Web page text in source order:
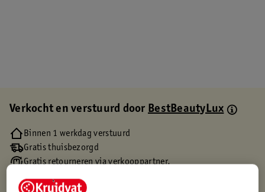
Verkocht en verstuurd doorBestBeautyLux
Binnen 1 werkdag verstuurd
Gratis thuisbezorgd
Gratis retourneren via verkooppartner.